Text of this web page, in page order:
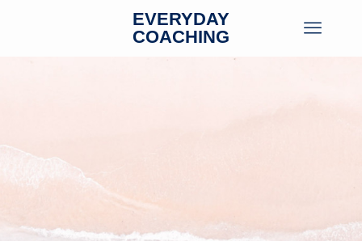
EVERYDAY
COACHING